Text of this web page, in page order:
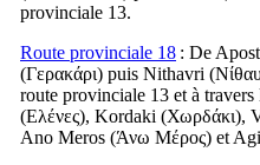
provinciale 13.
Route provinciale 18 : De
(Γερακάρι) puis Nithavri (
route provinciale 13 et à travers
(Ελένες), Kordaki (Χωρδάκι),
Ano Meros (Άνω Μέρος) et